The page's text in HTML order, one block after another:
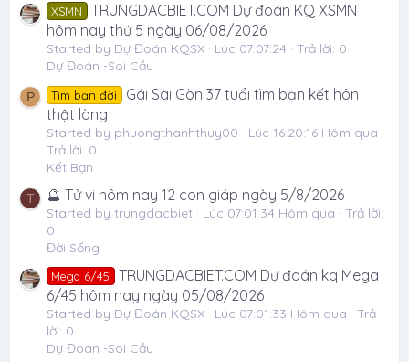
XSMN
TRUNGDACBIET.COM Dự đoán KQ XSMN
hôm nay thứ 5 ngày 06/08/2026
Started by Dự Đoán KQSX Lúc 07:07:24
Trả lời: 0
Dự Đoán -Soi Cầu
P Tìm bạn đời
Gái Sài Gòn 37 tuổi tìm bạn kết hôn
thật lòng
Started by phuongthanhthuy00
Lúc 16:20:16 Hôm qua
Trả lời: 0
Kết Bạn
T 🔮 Tử vi hôm nay 12 con giáp ngày 5/8/2026
Started by trungdacbiet Lúc 07:01:34 Hôm qua
Trả lời:
0
Đời Sống
Mega 6/45
TRUNGDACBIET.COM Dự đoán kq Mega
6/45 hôm nay ngày 05/08/2026
Started by Dự Đoán KQSX Lúc 07:01:33 Hôm qua
Trả
lời: 0
Dự Đoán -Soi Cầu